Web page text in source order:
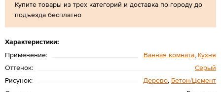
Купите товары из трех категорий и доставка по городу до
подъезда бесплатно
Характеристики:
Применение:
Ванная комната, Кухня
Оттенок:
Серый
Рисунок:
Дерево, Бетон/Цемент